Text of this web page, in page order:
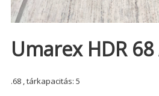
Umarex HDR
.68 , tárkapacitás: 5